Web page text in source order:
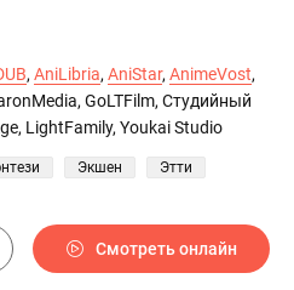
, AniLibria, AniStar, AnimeVost,
GoLTFilm, Студийный
LightFamily, Youkai Studio
Экшен Этти
Смотреть онлайн